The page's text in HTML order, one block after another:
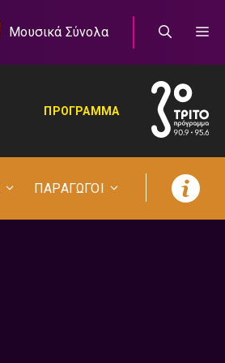
Μουσικά Σύνολα
ΠΡΟΓΡΑΜΜΑ
ΠΑΡΑΓΩΓΟΙ